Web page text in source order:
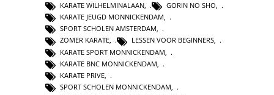
KARATE WILHELMINALAAN, GORIN NO SHO,
KARATE JEUGD MONNICKENDAM,
SPORT SCHOLEN AMSTERDAM,
ZOMER KARATE, LESSEN VOOR BEGINNERS,
KARATE SPORT MONNICKENDAM
KARATE BNC MONNICKENDAM
KARATE PRIVE
SPORT SCHOLEN MONNICKENDAM